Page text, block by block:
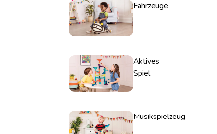
Fahrzeuge
Aktives
Spiel
Musikspielzeug